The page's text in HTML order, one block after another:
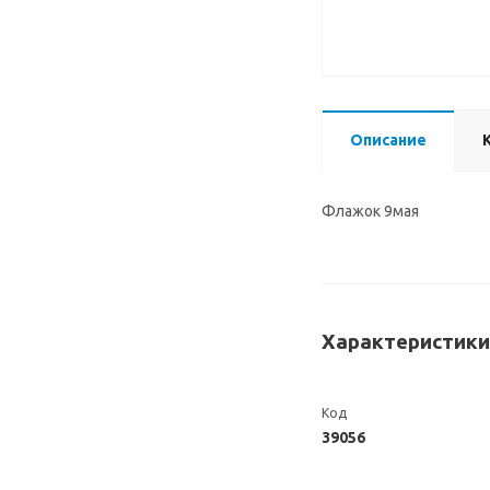
Описание
Флажок 9мая
Характеристики
Код
39056